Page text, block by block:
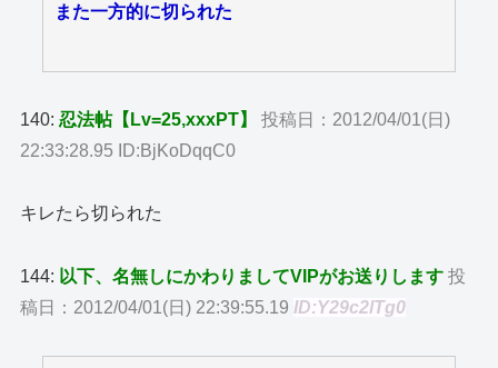
また一方的に切られた
140:忍法帖【Lv=25,xxxPT】投稿日：2012/04/01(日)
22:33:28.95 ID:BjKoDqqC0
キレたら切られた
144: 以下、名無しにかわりましてVIPがお送りします 投
稿日：2012/04/01(日) 22:39:55.19 ID:Y29c2lTg0